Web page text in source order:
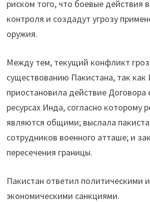
риском того, что боевые действия
контроля и создадут угрозу
оружия.
Между тем, текущий конфликт
существованию Пакистана, так как
приостановила действие Договора
ресурсах Инда, согласно которому
являются общими; выслала
сотрудников военного атташе; и
пересечения границы.
Пакистан ответил политическими и
экономическими санкциями.